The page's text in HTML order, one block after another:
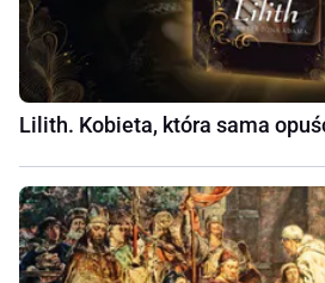
Lilith. Kobieta, która sama